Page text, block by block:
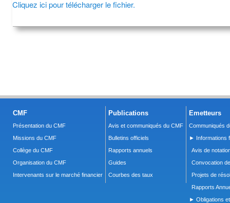
Cliquez ici pour télécharger le fichier.
CMF
Présentation du CMF
Missions du CMF
Collège du CMF
Organisation du CMF
Intervenants sur le marché financier
Publications
Avis et communiqués du CMF
Bulletins officiels
Rapports annuels
Guides
Courbes des taux
Emetteurs
Communiqués
► Informations
Avis de
Convocation
Projets de
Rapports
► Obligations